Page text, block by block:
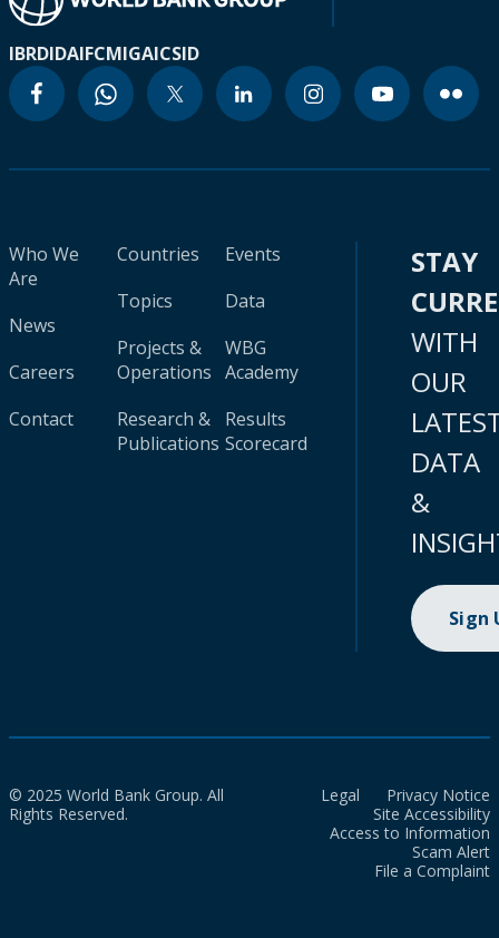
IBRDIDAIFCMIGAICSID
Who We
Are
News
Careers
Contact
Countries
Topics
Projects &
Operations
Research &
Publications
Events
Data
WBG
Academy
Results
Scorecard
STAY
WITH
OUR
DATA
&
Sign
© 2025 World Bank Group. All
Rights Reserved.
Legal
Privacy Notice
Site Accessibility
Access to Information
Scam Alert
File a Complaint